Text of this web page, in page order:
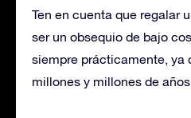
Ten en cuenta que regalar
ser un obsequio de bajo
siempre prácticamente, ya
millones y millones de